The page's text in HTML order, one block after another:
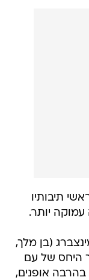
תיבותיו
יותר.
(בן מלך,
היחס של עם
אופנים,